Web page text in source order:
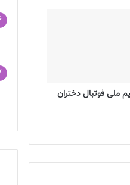
ملی فوتبال دختران